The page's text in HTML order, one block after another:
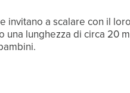
invitano a scalare con il
lunghezza di circa